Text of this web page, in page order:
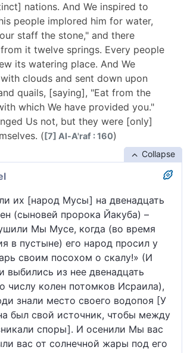
nations. And We inspired to
people implored him for water,
staff the stone," and there
it twelve springs. Every people
its watering place. And We
clouds and sent down upon
quails, [saying], "Eat from the
which We have provided you."
Us not, but they were [only]
( [7] Al-A'raf : 160)
Collapse
их [народ Мусы] на двенадцать
(сыновей пророка Йакуба) –
Мы Мусе, когда (во время
в пустыне) его народ просил у
своим посохом о скалу!» (И
выбились из нее двенадцать
числу колен потомков Исраила),
знали место своего водопоя [У
был свой источник, чтобы между
споры]. И осенили Мы вас
вас от солнечной жары под его